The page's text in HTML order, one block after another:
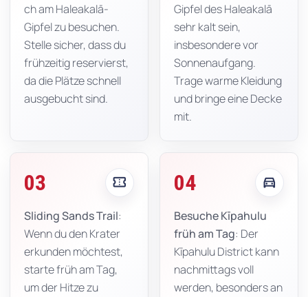
ch am Haleakalā-
Gipfel zu besuchen.
Stelle sicher, dass du
frühzeitig reservierst,
da die Plätze schnell
ausgebucht sind.
Gipfel des Haleakalā
sehr kalt sein,
insbesondere vor
Sonnenaufgang.
Trage warme Kleidung
und bringe eine Decke
mit.
03 confirmation_number
Sliding Sands Trail:
Wenn du den Krater
erkunden möchtest,
starte früh am Tag,
um der Hitze zu
04 directions_car
Besuche Kīpahulu
früh am Tag: Der
Kīpahulu District kann
nachmittags voll
werden, besonders an